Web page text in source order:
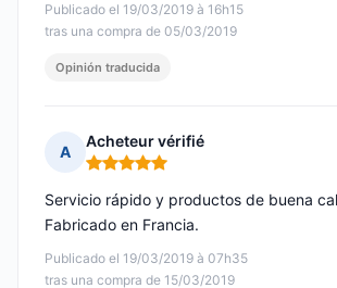
Publicado el 19/03/2019 à 16h15
tras una compra de 05/03/2019
Opinión traducida
A
Acheteur vérifié
Nota: 5 de 5
Publicado el 19/03/2019 à 07h35
tras una compra de 15/03/2019
Servicio rápido y productos de buena
Fabricado en Francia.